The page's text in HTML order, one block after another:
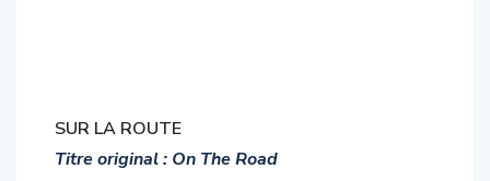
Titre original : On The Road
Par Walter Salles